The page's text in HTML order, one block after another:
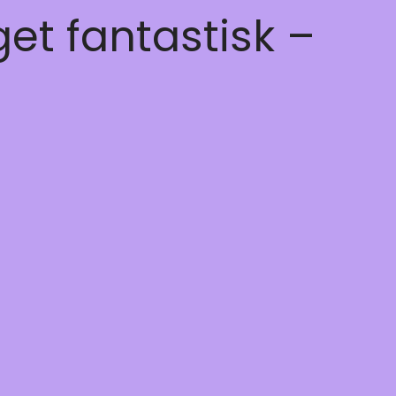
fantastisk –